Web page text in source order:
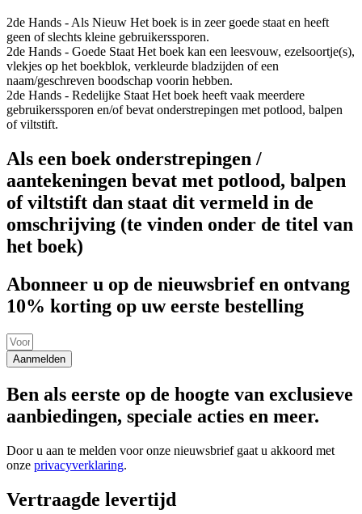
2de Hands - Als Nieuw Het boek is in zeer goede staat en heeft
geen of slechts kleine gebruikerssporen.
2de Hands - Goede Staat Het boek kan een leesvouw, ezelsoortje(s),
vlekjes op het boekblok, verkleurde bladzijden of een
naam/geschreven boodschap voorin hebben.
2de Hands - Redelijke Staat Het boek heeft vaak meerdere
gebruikerssporen en/of bevat onderstrepingen met potlood, balpen
of viltstift.
Als een boek onderstrepingen /
aantekeningen bevat met potlood, balpen
of viltstift dan staat dit vermeld in de
omschrijving (te vinden onder de titel van
het boek)
Abonneer u op de nieuwsbrief en ontvang
10% korting op uw eerste bestelling
Aanmelden
Ben als eerste op de hoogte van exclusieve
aanbiedingen, speciale acties en meer.
Door u aan te melden voor onze nieuwsbrief gaat u akkoord met
onze privacyverklaring.
Vertraagde levertijd